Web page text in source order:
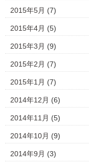
2015年5月 (7)
2015年4月 (5)
2015年3月 (9)
2015年2月 (7)
2015年1月 (7)
2014年12月 (6)
2014年11月 (5)
2014年10月 (9)
2014年9月 (3)